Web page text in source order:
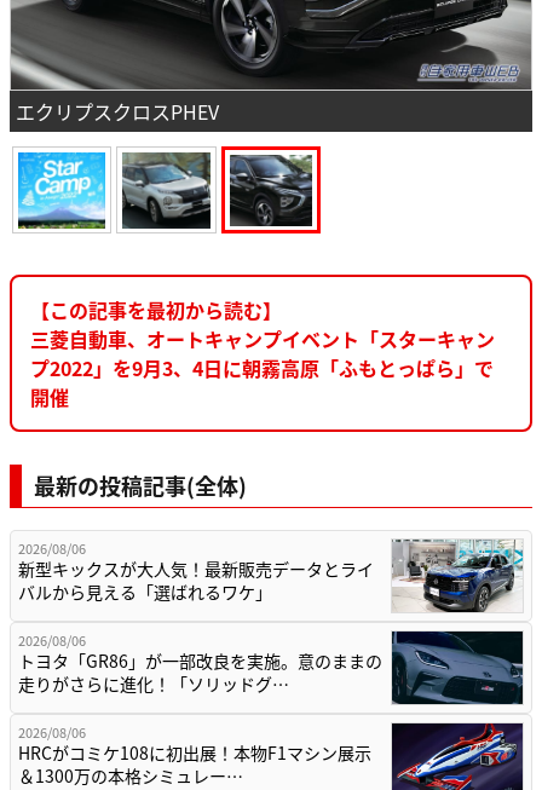
エクリプスクロスPHEV
【この記事を最初から読む】
三菱自動車、オートキャンプイベント「スターキャン
プ2022」を9月3、4日に朝霧高原「ふもとっぱら」で
開催
最新の投稿記事(全体)
2026/08/06
新型キックスが大人気！最新販売データとライ
バルから見える「選ばれるワケ」
2026/08/06
トヨタ「GR86」が一部改良を実施。意のままの
走りがさらに進化！「ソリッドグ…
2026/08/06
HRCがコミケ108に初出展！本物F1マシン展示
＆1300万の本格シミュレー…